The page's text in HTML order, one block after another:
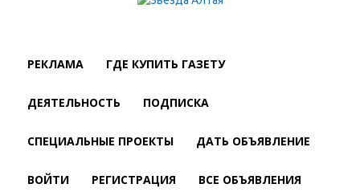
РЕКЛАМА ГДЕ КУПИТЬ ГАЗЕТУ
ДЕЯТЕЛЬНОСТЬ ПОДПИСКА
СПЕЦИАЛЬНЫЕ ПРОЕКТЫ ДАТЬ ОБЪЯВЛЕНИЕ
ВОЙТИ РЕГИСТРАЦИЯ ВСЕ ОБЪЯВЛЕНИЯ